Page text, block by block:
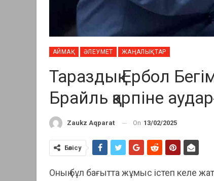
АЙМАҚ ӘЛЕУМЕТ ЖАҢАЛЫҚТАР
Тараздық Ербол
Брайль қарпіне
Zaukz Aqparat On 13/02/2025
Бөлісу
Оның бұл бағытта жұмыс істеп келе